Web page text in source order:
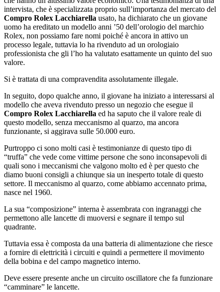
intervista, che è specializzata proprio sull’importanza del mercato del
Compro Rolex Lacchiarella usato, ha dichiarato che un giovane
uomo ha ereditato un modello anni ’50 dell’orologio del marchio
Rolex, non possiamo fare nomi poiché è ancora in attivo un
processo legale, tuttavia lo ha rivenduto ad un orologiaio
professionista che gli l’ho ha valutato esattamente un quinto del suo
valore.
Si è trattata di una compravendita assolutamente illegale.
In seguito, dopo qualche anno, il giovane ha iniziato a interessarsi al
modello che aveva rivenduto presso un negozio che esegue il
Compro Rolex Lacchiarella ed ha saputo che il valore reale di
questo modello, senza meccanismo al quarzo, ma ancora
funzionante, si aggirava sulle 50.000 euro.
Purtroppo ci sono molti casi è testimonianze di questo tipo di
“truffa” che vede come vittime persone che sono inconsapevoli di
quali sono i meccanismi che valgono molto ed è per questo che
diamo buoni consigli a chiunque sia un inesperto totale di questo
settore. Il meccanismo al quarzo, come abbiamo accennato prima,
nasce nel 1960.
La sua “composizione” interna è assembrata con ingranaggi che
permettono alle lancette di muoversi e segnare il tempo sul
quadrante.
Tuttavia essa è composta da una batteria di alimentazione che riesce
a fornire di elettricità i circuiti e quindi a permettere il movimento
della bobina e del campo magnetico interno.
Deve essere presente anche un circuito oscillatore che fa funzionare
“camminare” le lancette.